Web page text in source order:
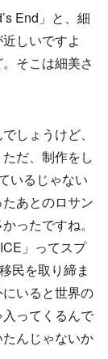
End」と、細
しいですよ
そこは細美さ
しょうけど、
だ、制作をし
いるじゃない
あとのロサン
ったですね。
」ってスプ
民を取り締ま
いると世界の
ってくるんで
んじゃないか